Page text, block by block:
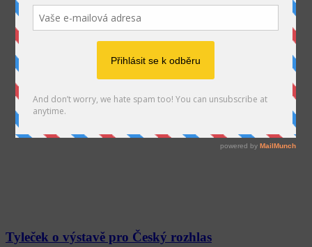
Tyleček o výstavě pro Český rozhlas